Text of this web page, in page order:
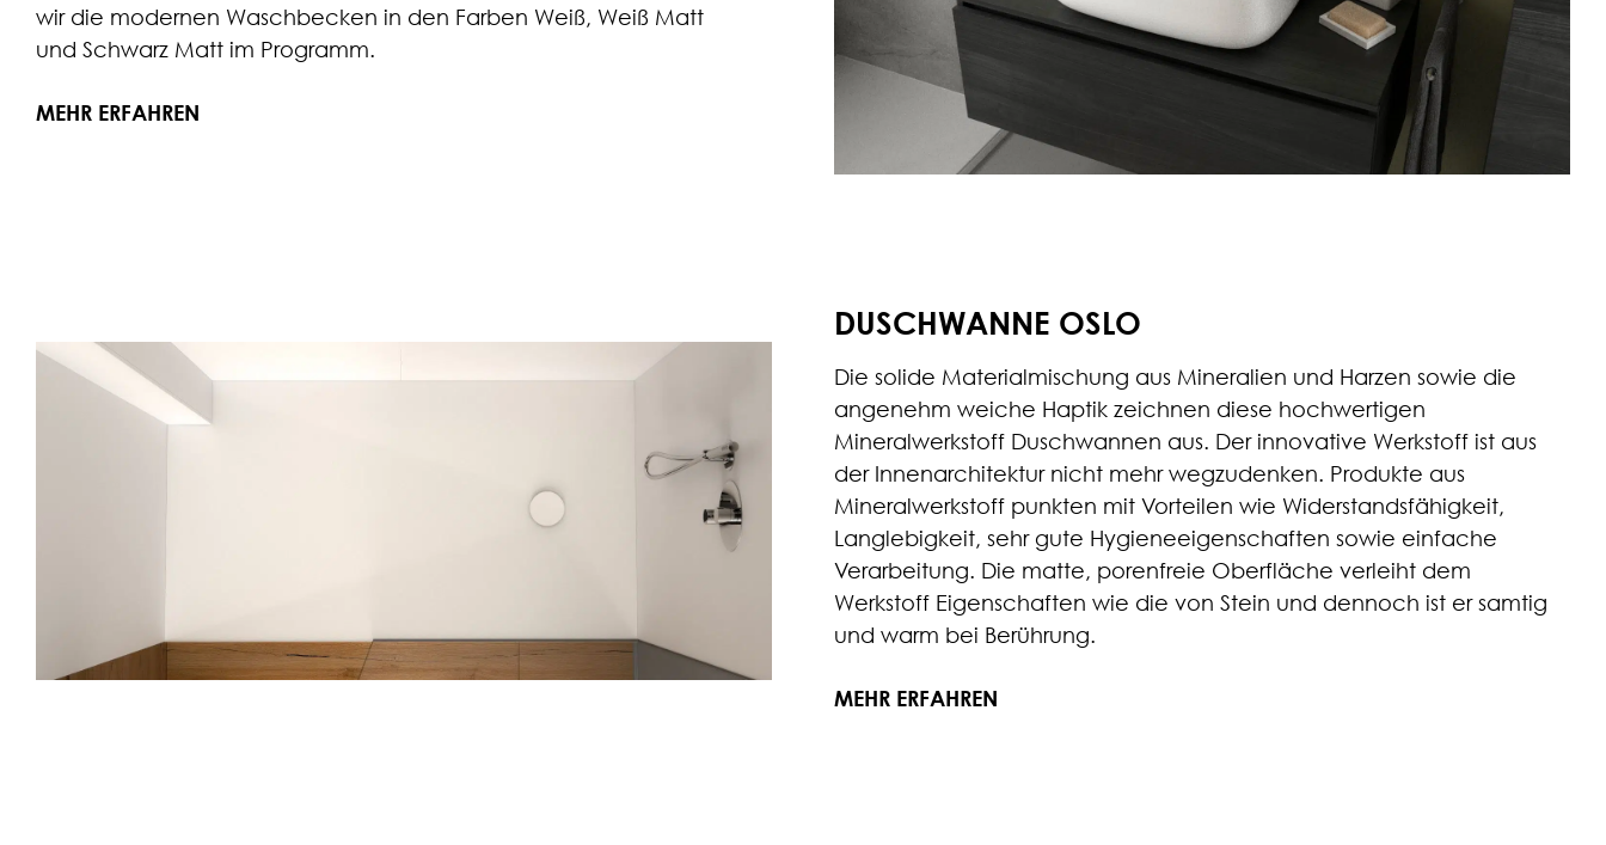
wir die modernen Waschbecken in den Farben Weiß, Weiß Matt
und Schwarz Matt im Programm.
MEHR ERFAHREN
DUSCHWANNE OSLO
Die solide Materialmischung aus Mineralien und Harzen sowie die
angenehm weiche Haptik zeichnen diese hochwertigen
Mineralwerkstoff Duschwannen aus. Der innovative Werkstoff ist aus
der Innenarchitektur nicht mehr wegzudenken. Produkte aus
Mineralwerkstoff punkten mit Vorteilen wie Widerstandsfähigkeit,
Langlebigkeit, sehr gute Hygieneeigenschaften sowie einfache
Verarbeitung. Die matte, porenfreie Oberfläche verleiht dem
Werkstoff Eigenschaften wie die von Stein und dennoch ist er samtig
und warm bei Berührung.
MEHR ERFAHREN